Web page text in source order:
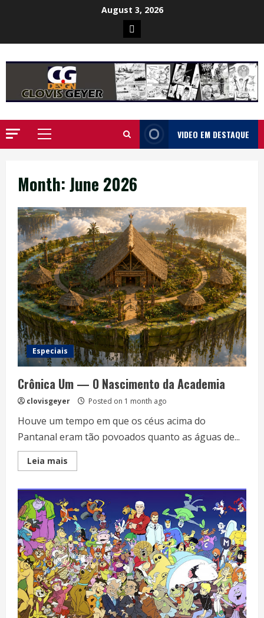
August 3, 2026
Poster
da
Ilha
Primary
VIDEO EM DESTAQUE
Month:June 2026
Especiais
Crônica Um — O Nascimento da Academia
clovisgeyer Posted on 1 month ago
Houve um tempo em que os céus acima do
Pantanal eram tão povoados quanto as águas de...
Leia mais
more
Um
—
O
Nascimento
da
Academia